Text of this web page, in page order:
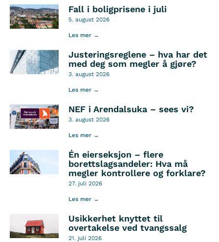
Fall i boligprisene i juli
5. august 2026
Les mer →
Justeringsreglene – hva har det
med deg som megler å gjøre?
3. august 2026
Les mer →
NEF i Arendalsuka – sees vi?
3. august 2026
Les mer →
Én eierseksjon – flere
borettslagsandeler: Hva må
megler kontrollere og forklare?
27. juli 2026
Les mer →
Usikkerhet knyttet til
overtakelse ved tvangssalg
21. juli 2026